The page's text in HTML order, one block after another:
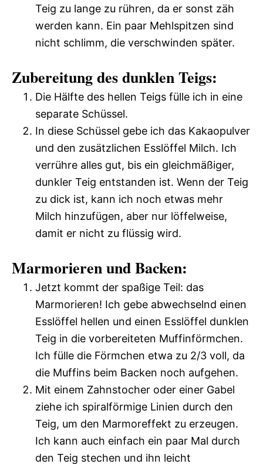
Teig zu lange zu rühren, da er sonst zäh
werden kann. Ein paar Mehlspitzen sind
nicht schlimm, die verschwinden später.
Zubereitung des dunklen Teigs:
Die Hälfte des hellen Teigs fülle ich in eine
separate Schüssel.
In diese Schüssel gebe ich das Kakaopulver
und den zusätzlichen Esslöffel Milch. Ich
verrühre alles gut, bis ein gleichmäßiger,
dunkler Teig entstanden ist. Wenn der Teig
zu dick ist, kann ich noch etwas mehr
Milch hinzufügen, aber nur löffelweise,
damit er nicht zu flüssig wird.
Marmorieren und Backen:
Jetzt kommt der spaßige Teil: das
Marmorieren! Ich gebe abwechselnd einen
Esslöffel hellen und einen Esslöffel dunklen
Teig in die vorbereiteten Muffinförmchen.
Ich fülle die Förmchen etwa zu 2/3 voll, da
die Muffins beim Backen noch aufgehen.
Mit einem Zahnstocher oder einer Gabel
ziehe ich spiralförmige Linien durch den
Teig, um den Marmoreffekt zu erzeugen.
Ich kann auch einfach ein paar Mal durch
den Teig stechen und ihn leicht